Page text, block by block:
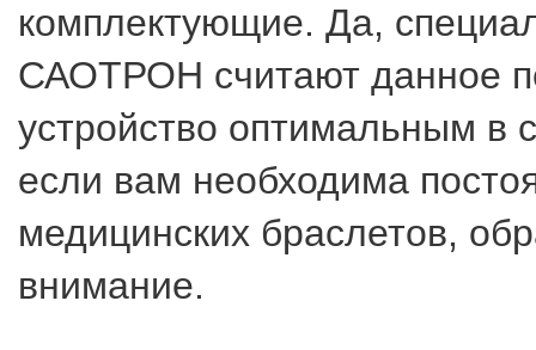
комплектующие. Да,
САОТРОН считают данное
устройство оптимальным в
если вам необходима
медицинских браслетов,
внимание.